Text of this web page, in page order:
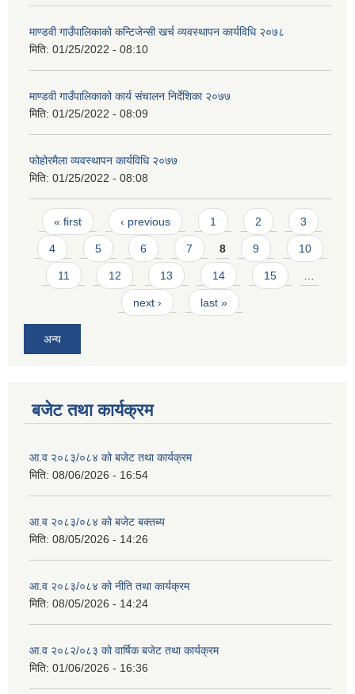
माण्डवी गाउँपालिकाको कन्टिजेन्सी खर्च व्यवस्थापन कार्यविधि २०७८
मिति: 01/25/2022 - 08:10
माण्डवी गाउँपालिकाको कार्य संचालन निर्देशिका २०७७
मिति: 01/25/2022 - 08:09
फोहोरमैला व्यवस्थापन कार्यविधि २०७७
मिति: 01/25/2022 - 08:08
Pages
« first ‹ previous 1 2 3
4 5 6 7 8 9 10
11 12 13 14 15
next › last »
अन्य
बजेट तथा कार्यक्रम
आ.व २०८३/०८४ को बजेट तथा कार्यक्रम
मिति: 08/06/2026 - 16:54
आ.व २०८३/०८४ को बजेट बक्तब्य
मिति: 08/05/2026 - 14:26
आ.व २०८३/०८४ को नीति तथा कार्यक्रम
मिति: 08/05/2026 - 14:24
आ.व २०८२/०८३ को वार्षिक बजेट तथा कार्यक्रम
मिति: 01/06/2026 - 16:36